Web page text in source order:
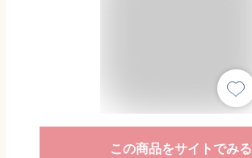
この商品をサイトでみる